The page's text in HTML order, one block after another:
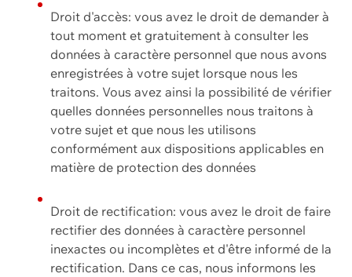
Droit d'accès: vous avez le droit de demander à
tout moment et gratuitement à consulter les
données à caractère personnel que nous avons
enregistrées à votre sujet lorsque nous les
traitons. Vous avez ainsi la possibilité de vérifier
quelles données personnelles nous traitons à
votre sujet et que nous les utilisons
conformément aux dispositions applicables en
matière de protection des données
Droit de rectification: vous avez le droit de faire
rectifier des données à caractère personnel
inexactes ou incomplètes et d'être informé de la
rectification. Dans ce cas, nous informons les